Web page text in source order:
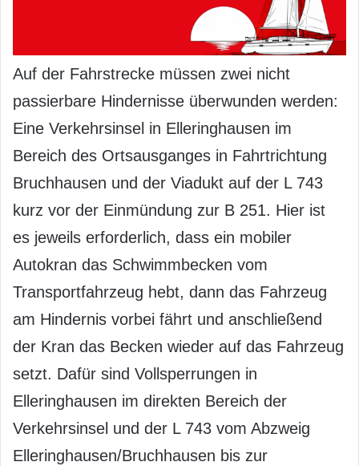
Auf der Fahrstrecke müssen zwei nicht
passierbare Hindernisse überwunden werden:
Eine Verkehrsinsel in Elleringhausen im
Bereich des Ortsausganges in Fahrtrichtung
Bruchhausen und der Viadukt auf der L 743
kurz vor der Einmündung zur B 251. Hier ist
es jeweils erforderlich, dass ein mobiler
Autokran das Schwimmbecken vom
Transportfahrzeug hebt, dann das Fahrzeug
am Hindernis vorbei fährt und anschließend
der Kran das Becken wieder auf das Fahrzeug
setzt. Dafür sind Vollsperrungen in
Elleringhausen im direkten Bereich der
Verkehrsinsel und der L 743 vom Abzweig
Elleringhausen/Bruchhausen bis zur